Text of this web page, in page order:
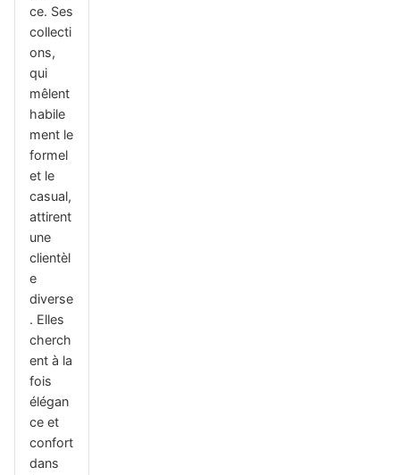
ce. Ses
collecti
ons,
qui
mêlent
habile
ment le
formel
et le
casual,
attirent
une
clientèl
e
diverse
. Elles
cherch
ent à la
fois
élégan
ce et
confort
dans